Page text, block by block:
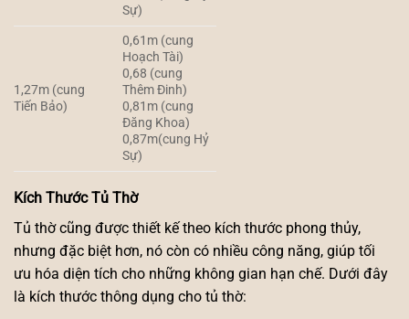
Sự)
1,27m (cung
Tiến Bảo)
0,61m (cung
Hoạch Tài)
0,68 (cung
Thêm Đinh)
0,81m (cung
Đăng Khoa)
0,87m(cung Hỷ
Sự)
Kích Thước Tủ Thờ
Tủ thờ cũng được thiết kế theo kích thước phong thủy,
nhưng đặc biệt hơn, nó còn có nhiều công năng, giúp tối
ưu hóa diện tích cho những không gian hạn chế. Dưới đây
là kích thước thông dụng cho tủ thờ: